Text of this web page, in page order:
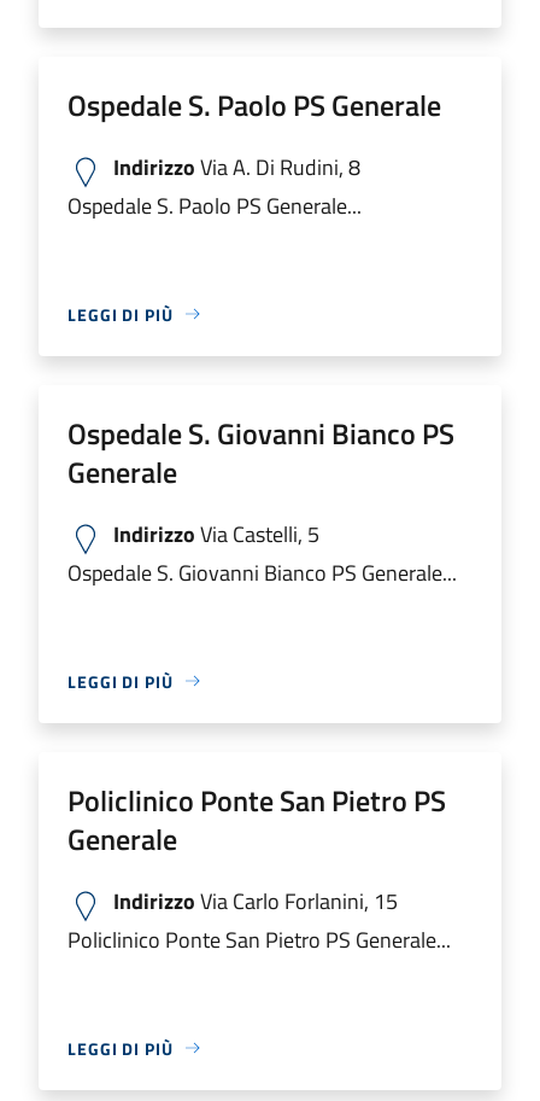
Ospedale S. Paolo PS Generale
IndirizzoVia A. Di Rudini, 8
Ospedale S. Paolo PS Generale...
LEGGI DI PIÙ
Ospedale S. Giovanni Bianco PS
Generale
IndirizzoVia Castelli, 5
Ospedale S. Giovanni Bianco PS Generale...
LEGGI DI PIÙ
Policlinico Ponte San Pietro PS
Generale
IndirizzoVia Carlo Forlanini, 15
Policlinico Ponte San Pietro PS Generale...
LEGGI DI PIÙ